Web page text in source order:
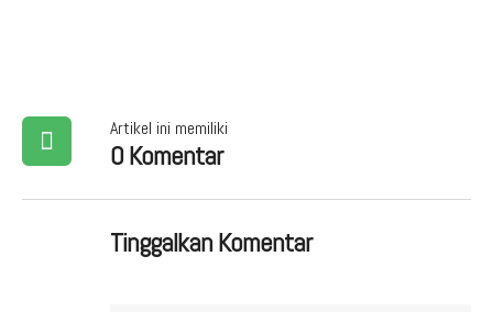
Artikel ini memiliki
0 Komentar
Tinggalkan Komentar